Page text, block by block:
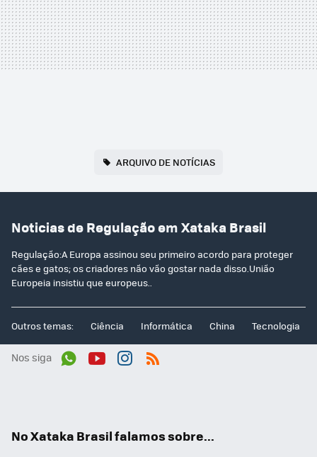
ARQUIVO DE NOTÍCIAS
Noticias de Regulação em Xataka Brasil
Regulação:A Europa assinou seu primeiro acordo para proteger
cães e gatos; os criadores não vão gostar nada disso.União
Europeia insistiu que europeus..
Outros temas: Ciência Informática China Tecnologia
Nos siga
No Xataka Brasil falamos sobre...